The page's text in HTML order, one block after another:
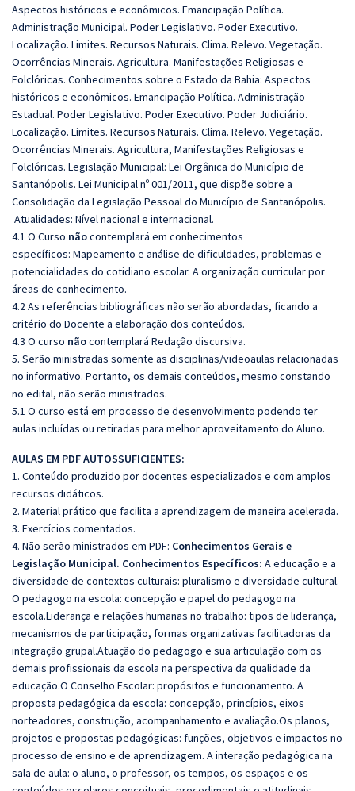
Aspectos históricos e econômicos. Emancipação Política.
Administração Municipal. Poder Legislativo. Poder Executivo.
Localização. Limites. Recursos Naturais. Clima. Relevo. Vegetação.
Ocorrências Minerais. Agricultura. Manifestações Religiosas e
Folclóricas. Conhecimentos sobre o Estado da Bahia: Aspectos
históricos e econômicos. Emancipação Política. Administração
Estadual. Poder Legislativo. Poder Executivo. Poder Judiciário.
Localização. Limites. Recursos Naturais. Clima. Relevo. Vegetação.
Ocorrências Minerais. Agricultura, Manifestações Religiosas e
Folclóricas. Legislação Municipal: Lei Orgânica do Município de
Santanópolis. Lei Municipal nº 001/2011, que dispõe sobre a
Consolidação da Legislação Pessoal do Município de Santanópolis.
Atualidades: Nível nacional e internacional.
4.1 O Curso nãocontemplará em conhecimentos
específicos: Mapeamento e análise de dificuldades, problemas e
potencialidades do cotidiano escolar. A organização curricular por
áreas de conhecimento.
4.2 As referências bibliográficas não serão abordadas, ficando a
critério do Docente a elaboração dos conteúdos.
4.3 O curso nãocontemplará Redação discursiva.
5. Serão ministradas somente as disciplinas/videoaulas relacionadas
no informativo. Portanto, os demais conteúdos, mesmo constando
no edital, não serão ministrados.
5.1 O curso está em processo de desenvolvimento podendo ter
aulas incluídas ou retiradas para melhor aproveitamento do Aluno.
AULAS EM PDF AUTOSSUFICIENTES:
1. Conteúdo produzido por docentes especializados e com amplos
recursos didáticos.
2. Material prático que facilita a aprendizagem de maneira acelerada.
3. Exercícios comentados.
4. Não serão ministrados em PDF: Conhecimentos Gerais e
Legislação Municipal. Conhecimentos Específicos: A educação e a
diversidade de contextos culturais: pluralismo e diversidade cultural.
O pedagogo na escola: concepção e papel do pedagogo na
escola.Liderança e relações humanas no trabalho: tipos de liderança,
mecanismos de participação, formas organizativas facilitadoras da
integração grupal.Atuação do pedagogo e sua articulação com os
demais profissionais da escola na perspectiva da qualidade da
educação.O Conselho Escolar: propósitos e funcionamento. A
proposta pedagógica da escola: concepção, princípios, eixos
norteadores, construção, acompanhamento e avaliação.Os planos,
projetos e propostas pedagógicas: funções, objetivos e impactos no
processo de ensino e de aprendizagem. A interação pedagógica na
sala de aula: o aluno, o professor, os tempos, os espaços e os